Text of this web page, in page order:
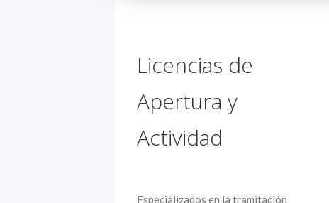
Licencias de
Apertura y
Actividad
Especializados en la tramitación